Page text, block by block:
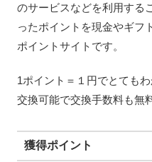
のサービスなどを利用する
ったポイントを現金やギフ
ポイントサイトです。
1ポイント＝１円でとても
交換可能で交換手数料も無
獲得ポイント